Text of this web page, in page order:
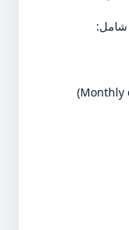
شامل: